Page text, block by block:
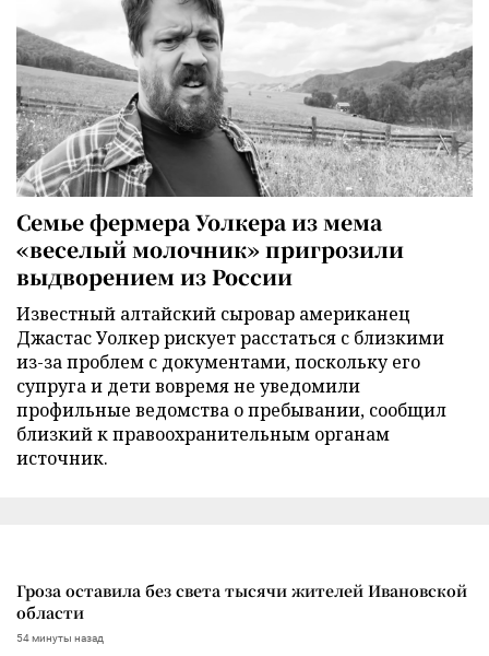
Семье фермера Уолкера из мема
«веселый молочник» пригрозили
выдворением из России
Известный алтайский сыровар американец
Джастас Уолкер рискует расстаться с близкими
из-за проблем с документами, поскольку его
супруга и дети вовремя не уведомили
профильные ведомства о пребывании, сообщил
близкий к правоохранительным органам
источник.
Гроза оставила без света тысячи жителей Ивановской
области
54 минуты назад